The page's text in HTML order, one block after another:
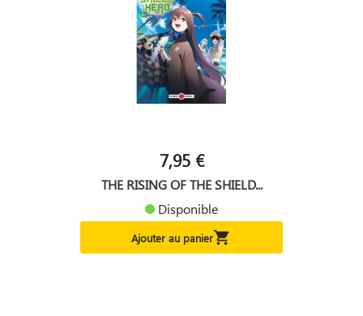
7,95 €
THE RISING OF THE SHIELD...
Disponible
Ajouter au panier